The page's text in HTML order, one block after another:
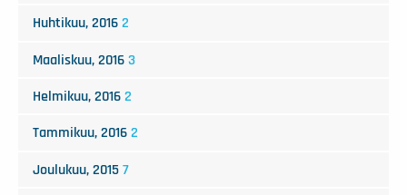
Huhtikuu, 2016 2
Maaliskuu, 2016 3
Helmikuu, 2016 2
Tammikuu, 2016 2
Joulukuu, 2015 7